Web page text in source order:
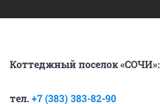
Коттеджный поселок «СОЧИ»:
тел.+7 (383) 383-82-90